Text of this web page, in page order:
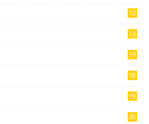
12
13
19
18
19
30